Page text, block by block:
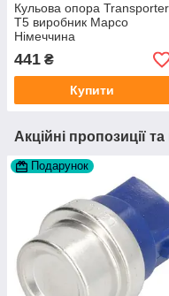
Кульова опора Transporter
T5 виробник Mapco
Німеччина
441 ₴
Купити
Акційні пропозиції
Подарунок